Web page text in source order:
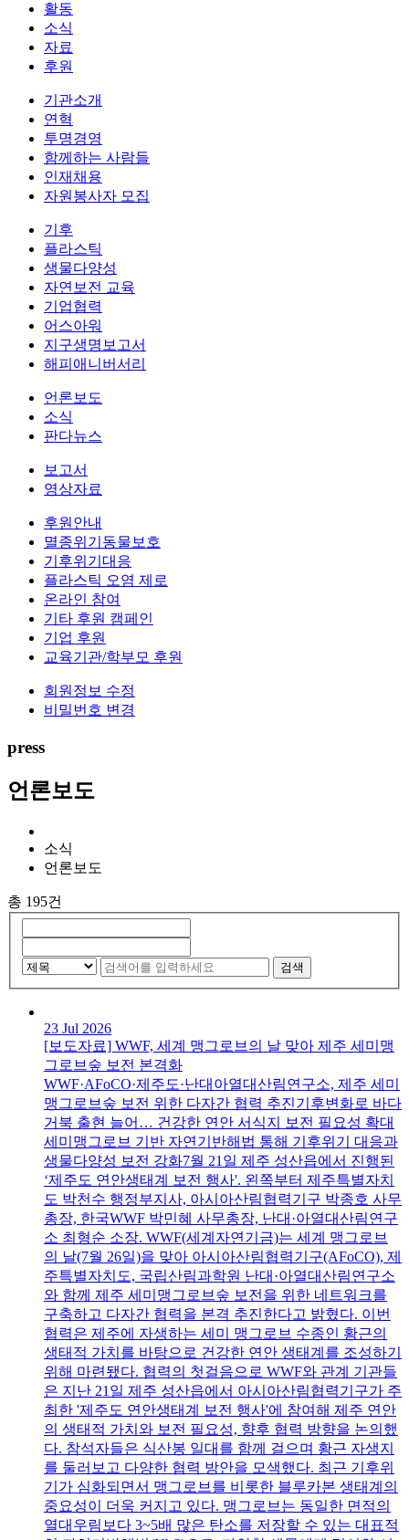
활동
소식
자료
후원
기관소개
연혁
투명경영
함께하는 사람들
인재채용
자원봉사자 모집
기후
플라스틱
생물다양성
자연보전 교육
기업협력
어스아워
지구생명보고서
해피애니버서리
언론보도
소식
판다뉴스
보고서
영상자료
후원안내
멸종위기동물보호
기후위기대응
플라스틱 오염 제로
온라인 참여
기타 후원 캠페인
기업 후원
교육기관/학부모 후원
회원정보 수정
비밀번호 변경
press
언론보도
소식
언론보도
총 195건
검색
23 Jul 2026
[보도자료] WWF, 세계 맹그로브의 날 맞아 제주 세미맹
그로브숲 보전 본격화
WWF·AFoCO·제주도·난대아열대산림연구소, 제주 세미
맹그로브숲 보전 위한 다자간 협력 추진기후변화로 바다
거북 출현 늘어… 건강한 연안 서식지 보전 필요성 확대
세미맹그로브 기반 자연기반해법 통해 기후위기 대응과
생물다양성 보전 강화7월 21일 제주 성산읍에서 진행된
‘제주도 연안생태계 보전 행사'. 왼쪽부터 제주특별자치
도 박천수 행정부지사, 아시아산림협력기구 박종호 사무
총장, 한국WWF 박민혜 사무총장, 난대·아열대산림연구
소 최형순 소장. WWF(세계자연기금)는 세계 맹그로브
의 날(7월 26일)을 맞아 아시아산림협력기구(AFoCO), 제
주특별자치도, 국립산림과학원 난대·아열대산림연구소
와 함께 제주 세미맹그로브숲 보전을 위한 네트워크를
구축하고 다자간 협력을 본격 추진한다고 밝혔다. 이번
협력은 제주에 자생하는 세미 맹그로브 수종인 황근의
생태적 가치를 바탕으로 건강한 연안 생태계를 조성하기
위해 마련됐다. 협력의 첫걸음으로 WWF와 관계 기관들
은 지난 21일 제주 성산읍에서 아시아산림협력기구가 주
최한 '제주도 연안생태계 보전 행사'에 참여해 제주 연안
의 생태적 가치와 보전 필요성, 향후 협력 방향을 논의했
다. 참석자들은 식산봉 일대를 함께 걸으며 황근 자생지
를 둘러보고 다양한 협력 방안을 모색했다. 최근 기후위
기가 심화되면서 맹그로브를 비롯한 블루카본 생태계의
중요성이 더욱 커지고 있다. 맹그로브는 동일한 면적의
열대우림보다 3~5배 많은 탄소를 저장할 수 있는 대표적